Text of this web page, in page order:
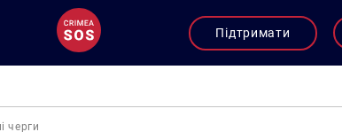
Підтримати
черги